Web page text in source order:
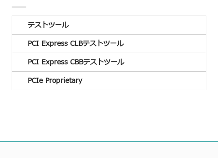
テストツール
PCI Express CLBテストツール
PCI Express CBBテストツール
PCIe Proprietary